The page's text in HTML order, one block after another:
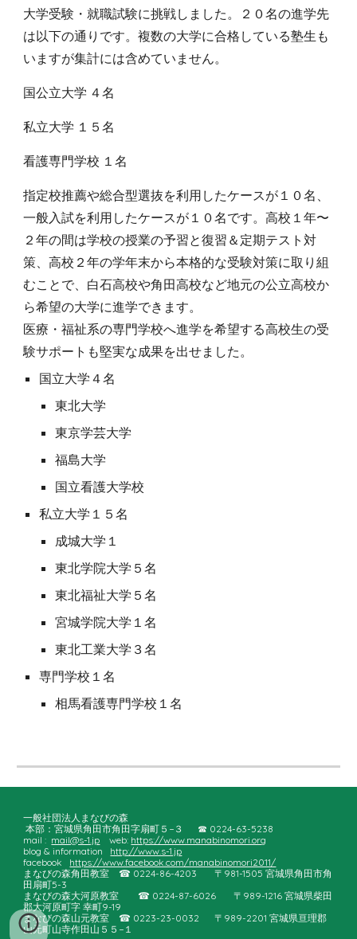
大学受験・就職試験に挑戦しました。２ ０名の進学先
は以下の通りです。複数の大学に合格している塾生も
いますが集計には含めていません。
国公立大学 ４名
私立大学 １５名
看護専門学校 １名
指定校推薦や総合型選抜を利用したケースが１０名、
一般入試を利用したケースが１０名です。高校１年〜
２年の間は学校の授業の予習と復習＆定期テスト対
策、高校２年の学年末から本格的な受験対策に取り組
むことで、白石高校や角田高校など地元の公立高校か
ら希望の大学に進学できます。
医療・福祉系の専門学校へ進学を希望する高校生の受
験サポートも堅実な成果を出せました。
国立大学 ４名
東北大学
東京学芸大学
福島大学
国立看護大学校
私立大学１ ５名
成城大学１
東北学院大学 ５名
東北福祉大学 ５名
宮城学院大学１名
東北工業大学 ３名
専門学校 １名
相馬看護専門学校１名
一般社団法人まなびの森
本部：宮城県角田市角田字扇町５−３ ☎︎ 0224-63-5238
mail : mail@s-1.jp web: https://www.manabinomori.org
blog & information http://www.s-1.jp
facebook https://www.facebook.com/manabinomori2011/
まなびの森角田教室
☎︎ 0224-86-4203
〒981-1505 宮城県角田市角
田扇町5-3
まなびの森大河原教室
☎︎ 0224-87-6026
〒989-1216 宮城県柴田
郡大河原町字 幸町9-19
まなびの森山元教室 ☎︎ 0223-23-0032
〒989-2201 宮城県亘理郡
山元町山寺作田山５５−１